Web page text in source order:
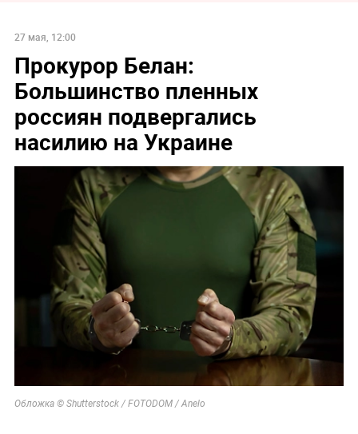
27 мая, 12:00
Прокурор Белан:
Большинство пленных
россиян подвергались
насилию на Украине
Обложка © Shutterstock / FOTODOM / Anelo